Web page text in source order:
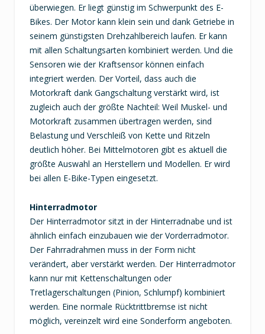
überwiegen. Er liegt günstig im Schwerpunkt des E-
Bikes. Der Motor kann klein sein und dank Getriebe in
seinem günstigsten Drehzahlbereich laufen. Er kann
mit allen Schaltungsarten kombiniert werden. Und die
Sensoren wie der Kraftsensor können einfach
integriert werden. Der Vorteil, dass auch die
Motorkraft dank Gangschaltung verstärkt wird, ist
zugleich auch der größte Nachteil: Weil Muskel- und
Motorkraft zusammen übertragen werden, sind
Belastung und Verschleiß von Kette und Ritzeln
deutlich höher. Bei Mittelmotoren gibt es aktuell die
größte Auswahl an Herstellern und Modellen. Er wird
bei allen E-Bike-Typen eingesetzt.
Hinterradmotor
Der Hinterradmotor sitzt in der Hinterradnabe und ist
ähnlich einfach einzubauen wie der Vorderradmotor.
Der Fahrradrahmen muss in der Form nicht
verändert, aber verstärkt werden. Der Hinterradmotor
kann nur mit Kettenschaltungen oder
Tretlagerschaltungen (Pinion, Schlumpf) kombiniert
werden. Eine normale Rücktrittbremse ist nicht
möglich, vereinzelt wird eine Sonderform angeboten.